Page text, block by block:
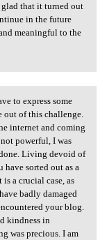
that it turned out
in the future
meaningful to the
I
to express some
of this challenge.
internet and coming
powerful, I was
Living devoid of
have sorted out as a
a crucial case, as
badly damaged
your blog.
kindness in
was precious. I am